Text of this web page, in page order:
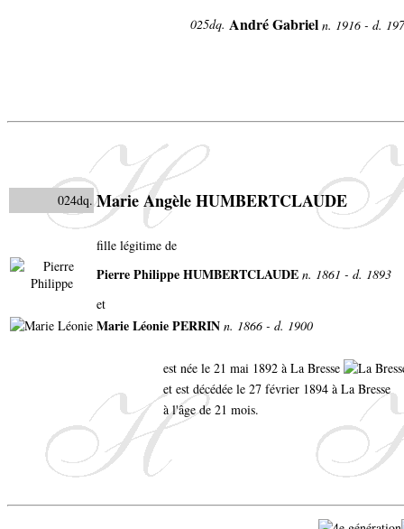
025dq. André Gabriel n. 1916 - d.
024dq. Marie Angèle HUMBERTCLAUDE
fille légitime de
Pierre Philippe HUMBERTCLAUDE n. 1861 - d. 1893
et
Marie Léonie PERRIN n. 1866 - d. 1900
est née le 21 mai 1892 à La Bresse
et est décédée le 27 février 1894 à La Bresse
à l'âge de 21 mois.